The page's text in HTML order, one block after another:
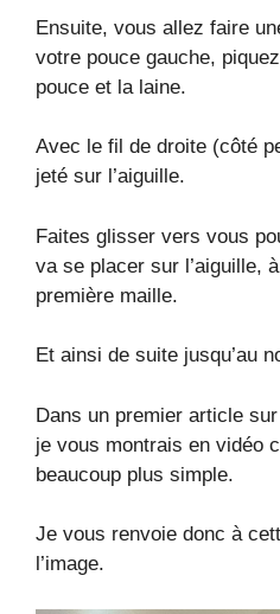
Ensuite, vous allez faire
votre pouce gauche,
pouce et la laine.
Avec le fil de droite (côté
jeté sur l’aiguille.
Faites glisser vers vous
va se placer sur l’aiguille,
première maille.
Et ainsi de suite jusqu’au
Dans un premier article
je vous montrais en vidéo
beaucoup plus simple.
Je vous renvoie donc à
l’image.